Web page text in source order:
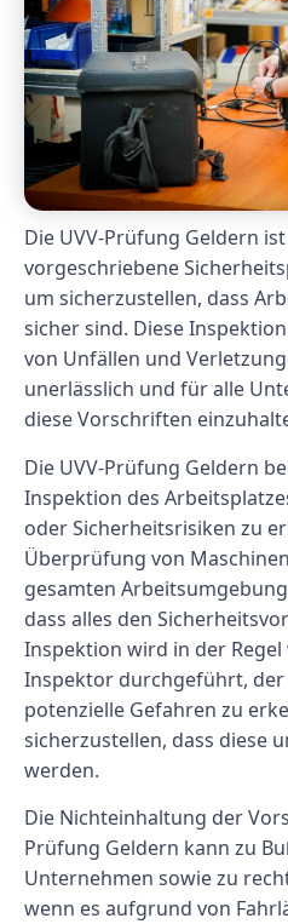
Die UVV-Prüfung Geldern
vorgeschriebene
um sicherzustellen, dass
sicher sind. Diese
von Unfällen und
unerlässlich und für alle
diese Vorschriften
Die UVV-Prüfung Geldern
Inspektion des
oder Sicherheitsrisiken zu
Überprüfung von
gesamten
dass alles den
Inspektion wird in der
Inspektor durchgeführt,
potenzielle Gefahren zu
sicherzustellen, dass diese
werden.
Die Nichteinhaltung der
Prüfung Geldern kann zu
Unternehmen sowie zu
wenn es aufgrund von